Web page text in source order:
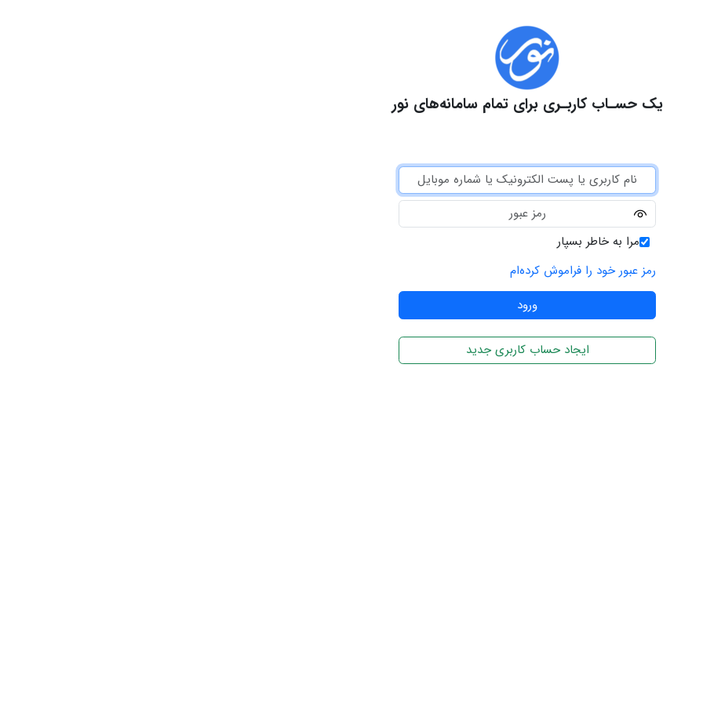
یک حسـاب کاربـری برای تمام سامانه‌های نور
مرا به خاطر بسپار
رمز عبور خود را فراموش کرده‌ام
ایجاد حساب کاربری جدید